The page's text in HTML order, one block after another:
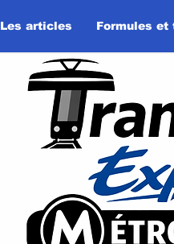
Les articles Formules et